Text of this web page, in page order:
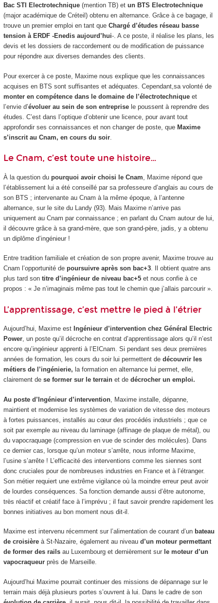
Bac STI Electrotechnique(mention TB) et un BTS Electrotechnique
(major académique de Créteil) obtenu en alternance. Grâce à ce bagage, il
trouve un premier emploi en tant que Chargé d’études réseau basse
tension à ERDF -Enedis aujourd’hui-. A ce poste, il réalise les plans, les
devis et les dossiers de raccordement ou de modification de puissance
pour répondre aux diverses demandes des clients.
Pour exercer à ce poste, Maxime nous explique que les connaissances
acquises en BTS sont suffisantes et adéquates. Cependant,sa volonté de
monter en compétence dans le domaine de l’électrotechniqueet
l’envie d’évoluer au sein de son entreprisele poussent à reprendre des
études. C’est dans l’optique d’obtenir une licence, pour avant tout
approfondir ses connaissances et non changer de poste, que Maxime
s’inscrit au Cnam, en cours du soir.
Le Cnam, c’est toute une histoire…
À la question du pourquoi avoir choisi le Cnam , Maxime répond que
l’établissement lui a été conseillé par sa professeure d’anglais au cours de
son BTS ; intervenante au Cnam à la même époque, à l’antenne
alternance, sur le site du Landy (93). Mais Maxime n’arrive pas
uniquement au Cnam par connaissance ; en parlant du Cnam autour de lui,
il découvre grâce à sa grand-mère, que son grand-père, jadis, y a obtenu
un diplôme d’ingénieur !
Entre tradition familiale et création de son propre avenir, Maxime trouve au
Cnam l’opportunité depoursuivre après son bac+3. Il obtient quatre ans
plus tard son titre d’ingénieur de niveau bac+5et nous confie à ce
propos : « Je n’imaginais même pas tout le chemin que j’allais parcourir ».
L’apprentissage, c’est mettre le pied à l’étrier
Aujourd’hui, Maxime est Ingénieur d’intervention chez Général Electric
Power, un poste qu’il décroche en contrat d’apprentissage alors qu’il n’est
encore qu’ingénieur apprenti à l’EICnam. Si pendant ses deux premières
années de formation, les cours du soir lui permettent de découvrir les
métiers de l’ingénierie, la formation en alternancelui permet, elle,
clairement de se former sur le terrain et de décrocher un emploi.
Au poste d’Ingénieur d’intervention, Maxime installe, dépanne,
maintient et modernise les systèmes de variation de vitesse des moteurs
à fortes puissances, installés au cœur des procédés industriels ; que ce
soit par exemple au niveau du laminage (affinage de plaque de métal), ou
du vapocraquage (compression en vue de scinder des molécules). Dans
ce dernier cas, lorsque qu’un moteur s’arrête, nous informe Maxime,
l’usine s’arrête ! L’efficacité des interventions comme les siennes sont
donc cruciales pour de nombreuses industries en France et à l’étranger.
Son métier requiert une extrême vigilance où la moindre erreur peut avoir
de lourdes conséquences. Sa fonction demande aussi d’être autonome,
très réactif et créatif face à l’imprévu ; il faut savoir prendre rapidement les
bonnes initiatives au bon moment nous dit-il.
Maxime est intervenu récemment sur l’alimentation de courant d’un bateau
de croisière à St-Nazaire, également au niveau d’un moteur permettant
de former des rails au Luxembourg et dernièrement sur le moteur d’un
vapocraqueur près de Marseille.
Aujourd’hui Maxime pourrait continuer des missions de dépannage sur le
terrain mais déjà plusieurs portes s’ouvrent à lui. Dans le cadre de son